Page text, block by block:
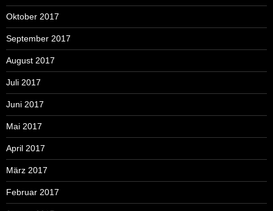
Oktober 2017
September 2017
August 2017
Juli 2017
Juni 2017
Mai 2017
April 2017
März 2017
Februar 2017